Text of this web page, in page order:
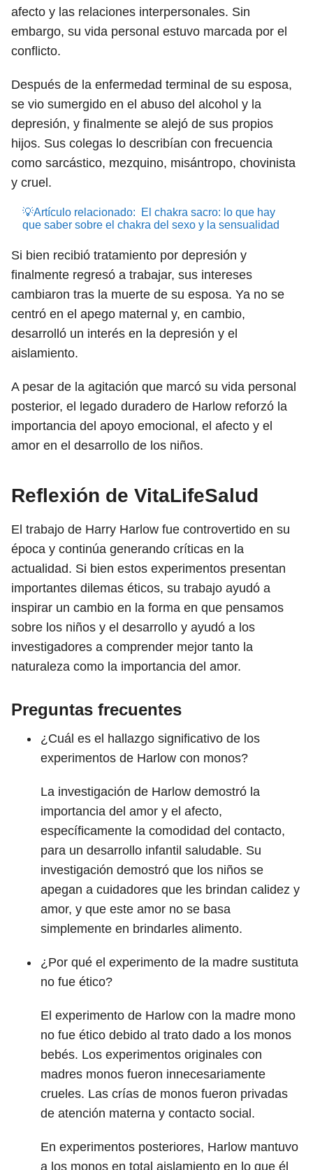
afecto y las relaciones interpersonales. Sin
embargo, su vida personal estuvo marcada por el
conflicto.
Después de la enfermedad terminal de su esposa,
se vio sumergido en el abuso del alcohol y la
depresión, y finalmente se alejó de sus propios
hijos. Sus colegas lo describían con frecuencia
como sarcástico, mezquino, misántropo, chovinista
y cruel.
💡Artículo relacionado:
El chakra sacro: lo que hay
que saber sobre el chakra del sexo y la sensualidad
Si bien recibió tratamiento por depresión y
finalmente regresó a trabajar, sus intereses
cambiaron tras la muerte de su esposa. Ya no se
centró en el apego maternal y, en cambio,
desarrolló un interés en la depresión y el
aislamiento.
A pesar de la agitación que marcó su vida personal
posterior, el legado duradero de Harlow reforzó la
importancia del apoyo emocional, el afecto y el
amor en el desarrollo de los niños.
Reflexión de VitaLifeSalud
El trabajo de Harry Harlow fue controvertido en su
época y continúa generando críticas en la
actualidad. Si bien estos experimentos presentan
importantes dilemas éticos, su trabajo ayudó a
inspirar un cambio en la forma en que pensamos
sobre los niños y el desarrollo y ayudó a los
investigadores a comprender mejor tanto la
naturaleza como la importancia del amor.
Preguntas frecuentes
¿Cuál es el hallazgo significativo de los
experimentos de Harlow con monos?
La investigación de Harlow demostró la
importancia del amor y el afecto,
específicamente la comodidad del contacto,
para un desarrollo infantil saludable. Su
investigación demostró que los niños se
apegan a cuidadores que les brindan calidez y
amor, y que este amor no se basa
simplemente en brindarles alimento.
¿Por qué el experimento de la madre sustituta
no fue ético?
El experimento de Harlow con la madre mono
no fue ético debido al trato dado a los monos
bebés. Los experimentos originales con
madres monos fueron innecesariamente
crueles. Las crías de monos fueron privadas
de atención materna y contacto social.
En experimentos posteriores, Harlow mantuvo
a los monos en total aislamiento en lo que él